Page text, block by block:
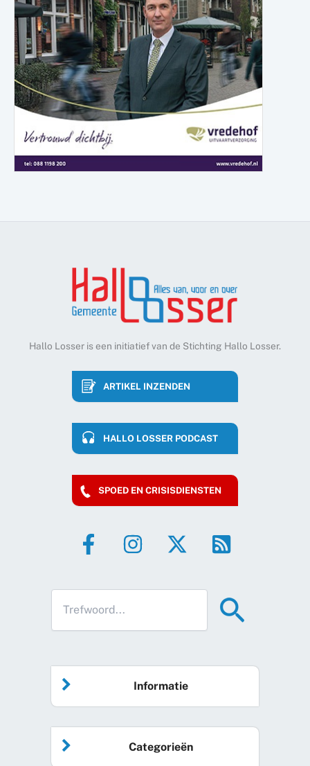
Hallo Losser is een initiatief van de Stichting Hallo Losser.
ARTIKEL INZENDEN
HALLO LOSSER PODCAST
SPOED EN CRISISDIENSTEN
Informatie
Home
Categorieën